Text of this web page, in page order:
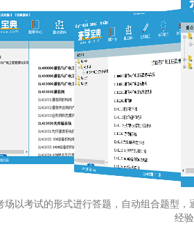
场以考试的形式进行答题，自动组合题型
经